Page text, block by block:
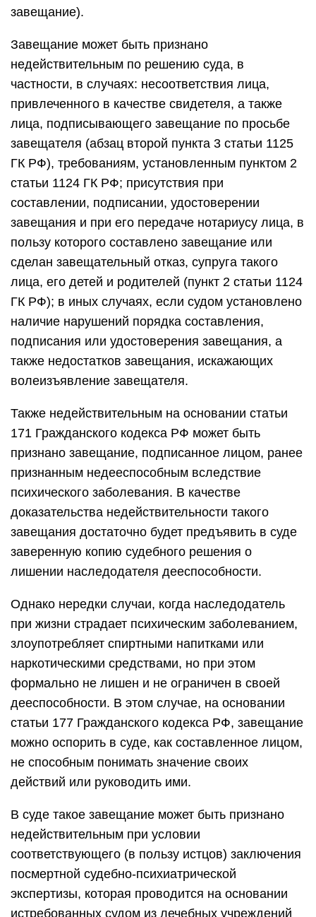
завещание).
Завещание может быть признано
недействительным по решению суда, в
частности, в случаях: несоответствия лица,
привлеченного в качестве свидетеля, а также
лица, подписывающего завещание по просьбе
завещателя (абзац второй пункта 3 статьи 1125
ГК РФ), требованиям, установленным пунктом 2
статьи 1124 ГК РФ; присутствия при
составлении, подписании, удостоверении
завещания и при его передаче нотариусу лица, в
пользу которого составлено завещание или
сделан завещательный отказ, супруга такого
лица, его детей и родителей (пункт 2 статьи 1124
ГК РФ); в иных случаях, если судом установлено
наличие нарушений порядка составления,
подписания или удостоверения завещания, а
также недостатков завещания, искажающих
волеизъявление завещателя.
Также недействительным на основании статьи
171 Гражданского кодекса РФ может быть
признано завещание, подписанное лицом, ранее
признанным недееспособным вследствие
психического заболевания. В качестве
доказательства недействительности такого
завещания достаточно будет предъявить в суде
заверенную копию судебного решения о
лишении наследодателя дееспособности.
Однако нередки случаи, когда наследодатель
при жизни страдает психическим заболеванием,
злоупотребляет спиртными напитками или
наркотическими средствами, но при этом
формально не лишен и не ограничен в своей
дееспособности. В этом случае, на основании
статьи 177 Гражданского кодекса РФ, завещание
можно оспорить в суде, как составленное лицом,
не способным понимать значение своих
действий или руководить ими.
В суде такое завещание может быть признано
недействительным при условии
соответствующего (в пользу истцов) заключения
посмертной судебно-психиатрической
экспертизы, которая проводится на основании
истребованных судом из лечебных учреждений